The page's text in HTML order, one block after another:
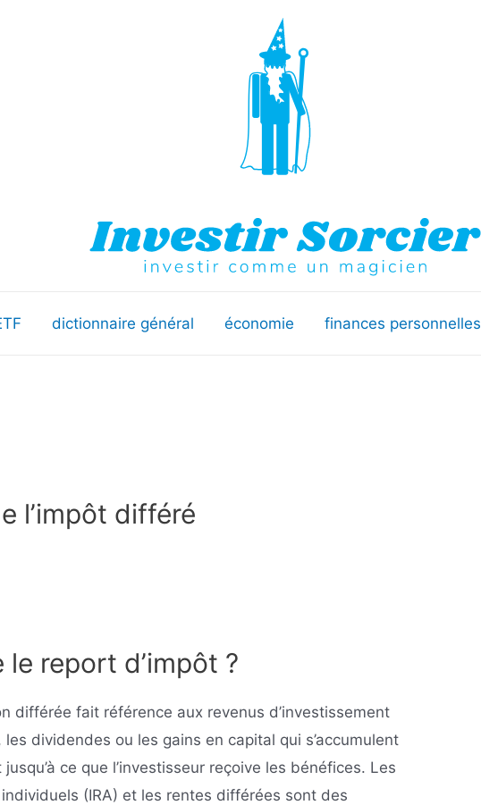
dictionnaire général économie finances personnelles
l’impôt différé
report d’impôt ?
différée fait référence aux revenus d’investissement
dividendes ou les gains en capital qui s’accumulent
ce que l’investisseur reçoive les bénéfices. Les
(IRA) et les rentes différées sont des